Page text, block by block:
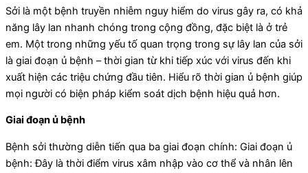
Sởi là một bệnh truyền nhiễm nguy hiểm do virus gây ra, có khả
năng lây lan nhanh chóng trong cộng đồng, đặc biệt là ở trẻ
em. Một trong những yếu tố quan trọng trong sự lây lan của sởi
là giai đoạn ủ bệnh – thời gian từ khi tiếp xúc với virus đến khi
xuất hiện các triệu chứng đầu tiên. Hiểu rõ thời gian ủ bệnh giúp
mọi người có biện pháp kiểm soát dịch bệnh hiệu quả hơn.
Giai đoạn ủ bệnh
Bệnh sởi thường diễn tiến qua ba giai đoạn chính: Giai đoạn ủ
bệnh: Đây là thời điểm virus xâm nhập vào cơ thể và nhân lên